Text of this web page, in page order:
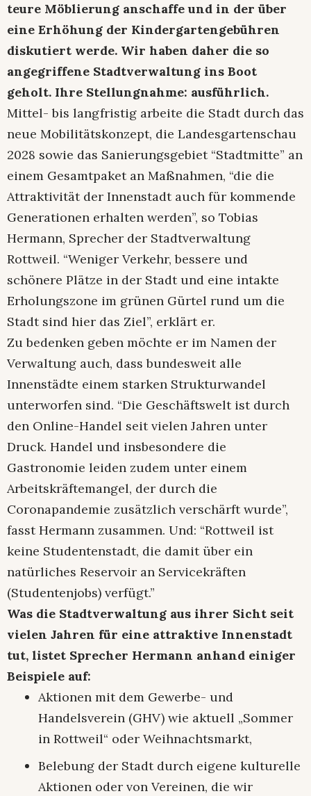
teure Möblierung anschaffe und in der über
eine Erhöhung der Kindergartengebühren
diskutiert werde. Wir haben daher die so
angegriffene Stadtverwaltung ins Boot
geholt. Ihre Stellungnahme: ausführlich.
Mittel- bis langfristig arbeite die Stadt durch das
neue Mobilitätskonzept, die Landesgartenschau
2028 sowie das Sanierungsgebiet “Stadtmitte” an
einem Gesamtpaket an Maßnahmen, “die die
Attraktivität der Innenstadt auch für kommende
Generationen erhalten werden”, so Tobias
Hermann, Sprecher der Stadtverwaltung
Rottweil. “Weniger Verkehr, bessere und
schönere Plätze in der Stadt und eine intakte
Erholungszone im grünen Gürtel rund um die
Stadt sind hier das Ziel”, erklärt er.
Zu bedenken geben möchte er im Namen der
Verwaltung auch, dass bundesweit alle
Innenstädte einem starken Strukturwandel
unterworfen sind. “Die Geschäftswelt ist durch
den Online-Handel seit vielen Jahren unter
Druck. Handel und insbesondere die
Gastronomie leiden zudem unter einem
Arbeitskräftemangel, der durch die
Coronapandemie zusätzlich verschärft wurde”,
fasst Hermann zusammen. Und: “Rottweil ist
keine Studentenstadt, die damit über ein
natürliches Reservoir an Servicekräften
(Studentenjobs) verfügt.”
Was die Stadtverwaltung aus ihrer Sicht seit
vielen Jahren für eine attraktive Innenstadt
tut, listet Sprecher Hermann anhand einiger
Beispiele auf:
Aktionen mit dem Gewerbe- und
Handelsverein (GHV) wie aktuell „Sommer
in Rottweil“ oder Weihnachtsmarkt,
Belebung der Stadt durch eigene kulturelle
Aktionen oder von Vereinen, die wir